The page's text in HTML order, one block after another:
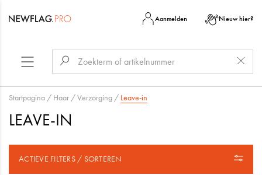
Aanmelden Nieuw hier?
Startpagina / Haar /Verzorging / Leave-in
LEAVE-IN
ACTIEVE FILTERS / SORTEREN